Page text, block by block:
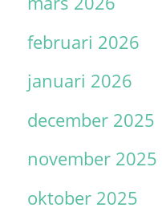
februari 2026
januari 2026
december 2025
november 2025
oktober 2025